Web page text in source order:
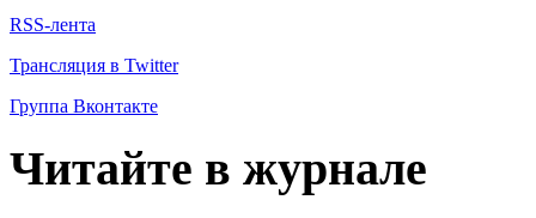
RSS-лента
Трансляция в Twitter
Группа Вконтакте
Читайте в журнале